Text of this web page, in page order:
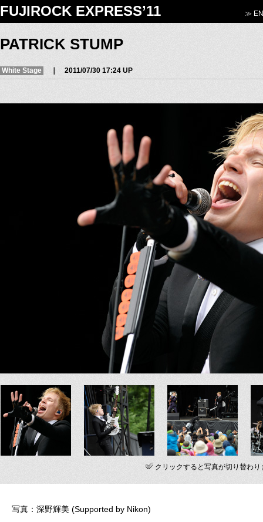
FUJIROCK EXPRESS’11 ≫
PATRICK STUMP
White Stage ｜ 2011/07/30 17:24 UP
クリックすると写真が切り替わり
写真：深野輝美 (Supported by Nikon)